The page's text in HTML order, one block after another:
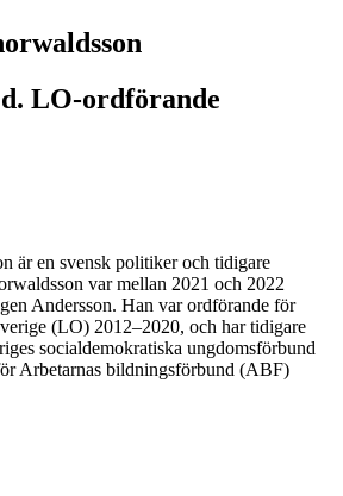
LO-ordförande
är en svensk politiker och tidigare
var mellan 2021 och 2022
Andersson. Han var ordförande för
(LO) 2012–2020, och har tidigare
socialdemokratiska ungdomsförbund
Arbetarnas bildningsförbund (ABF)